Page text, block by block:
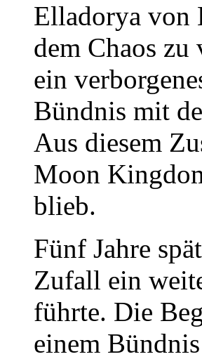
Elladorya von
dem Chaos
ein
Bündnis mit
Aus diesem
Moon
blieb.
Fünf Jahre
Zufall ein
führte. Die
einem